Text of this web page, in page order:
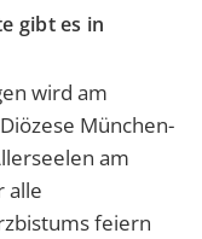
gibt es in
wird am
München-
am
alle
feiern